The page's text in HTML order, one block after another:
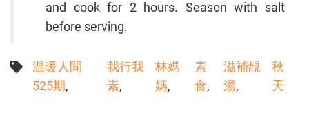
and cook for 2 hours. Season with salt
before serving.
温暖人間
525期
我行我
素
林媽
媽
素
食
滋補靚
湯
秋
天